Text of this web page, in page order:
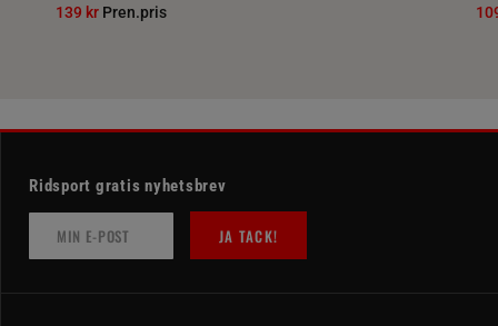
139 kr Pren.pris
Ridsport gratis nyhetsbrev
JA TACK!